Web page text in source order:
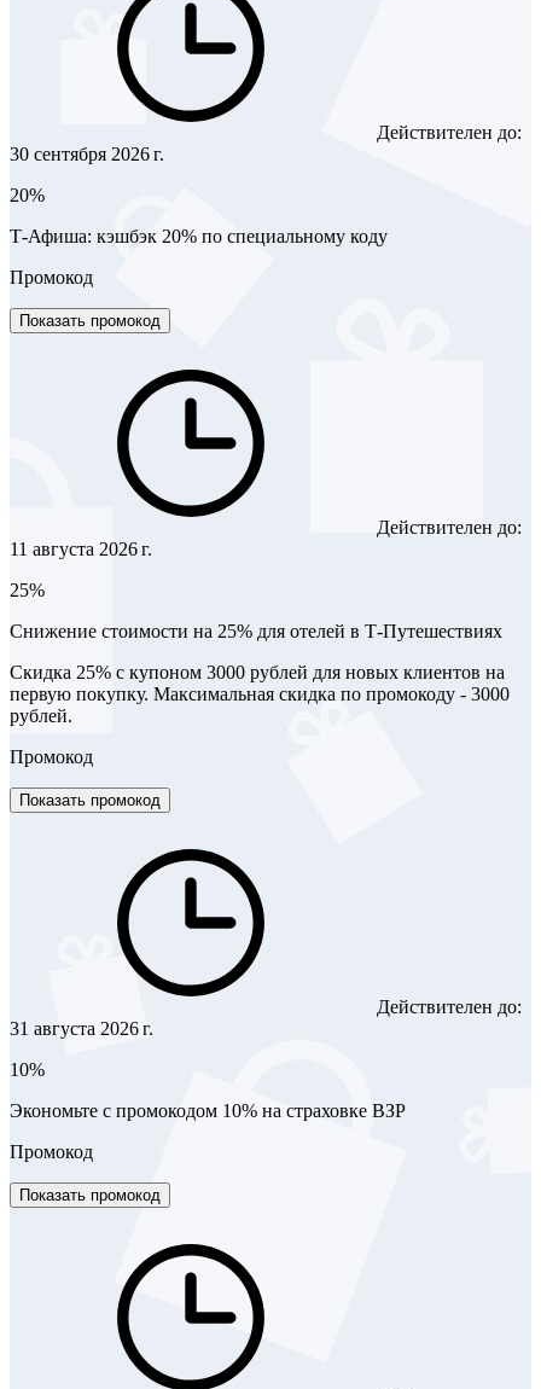
Действителен до:
30 сентября 2026 г.
20%
Т-Афиша: кэшбэк 20% по специальному коду
Промокод
Показать промокод
Действителен до:
11 августа 2026 г.
25%
Снижение стоимости на 25% для отелей в Т-Путешествиях
Скидка 25% с купоном 3000 рублей для новых клиентов на
первую покупку. Максимальная скидка по промокоду - 3000
рублей.
Промокод
Показать промокод
Действителен до:
31 августа 2026 г.
10%
Экономьте с промокодом 10% на страховке ВЗР
Промокод
Показать промокод